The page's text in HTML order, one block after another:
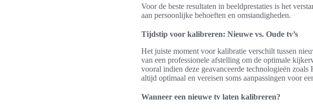
Voor de beste resultaten in beeldprestaties is het
aan persoonlijke behoeften en omstandigheden.
Tijdstip voor kalibreren: Nieuwe vs. Oude tv’s
Het juiste moment voor kalibratie verschilt tussen
van een professionele afstelling om de optimale
vooral indien deze geavanceerde technologieën
altijd optimaal en vereisen soms aanpassingen voor
Wanneer een nieuwe tv laten kalibreren?